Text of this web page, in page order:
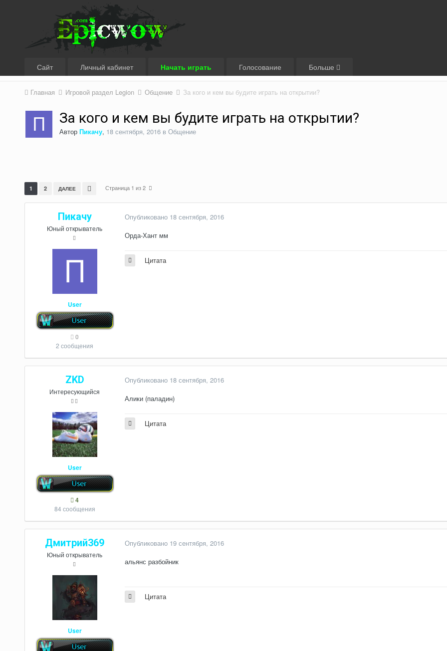
Сайт Личный кабинет Начать играть Голосование Больше
Главная Игровой раздел Legion Общение За кого и кем вы будите играть на открытии?
За кого и кем вы будите играть на открытии?
Автор Пикачу, 18 сентября, 2016в Общение
1 2 ДАЛЕЕ Страница 1 из 2
Пикачу
Юный открыватель
User
0
2 сообщения
Опубликовано 18 сентября, 2016
Орда-Хант мм
Цитата
ZKD
Интересующийся
User
4
84 сообщения
Опубликовано 18 сентября, 2016
Алики (паладин)
Цитата
Дмитрий369
Юный открыватель
User
Опубликовано 19 сентября, 2016
альянс разбойник
Цитата